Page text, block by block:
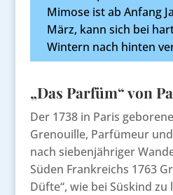
Mimose ist ab Anfang
März, kann sich bei
Wintern nach hinten
„Das Parfüm“ von
Der 1738 in Paris
Grenouille, Parfümeur
nach siebenjähriger
Süden Frankreichs 1763
Düfte“, wie bei Süskind